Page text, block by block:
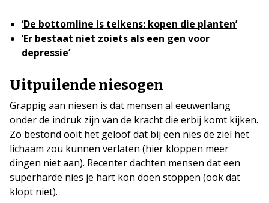
‘De bottomline is telkens: kopen die planten’
‘Er bestaat niet zoiets als een gen voor
depressie’
Uitpuilende niesogen
Grappig aan niesen is dat mensen al eeuwenlang
onder de indruk zijn van de kracht die erbij komt kijken.
Zo bestond ooit het geloof dat bij een nies de ziel het
lichaam zou kunnen verlaten (hier kloppen meer
dingen niet aan). Recenter dachten mensen dat een
superharde nies je hart kon doen stoppen (ook dat
klopt niet).